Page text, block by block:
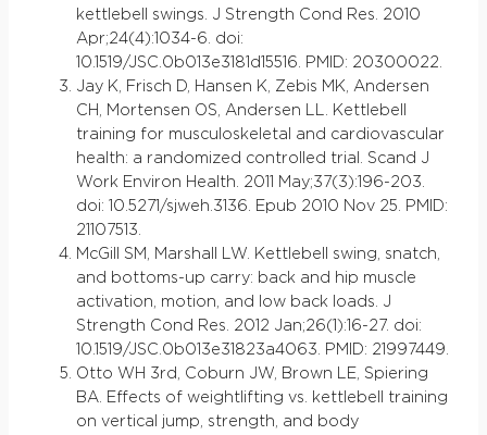
kettlebell swings. J Strength Cond Res. 2010
Apr;24(4):1034-6. doi:
10.1519/JSC.0b013e3181d15516. PMID: 20300022.
Jay K, Frisch D, Hansen K, Zebis MK, Andersen
CH, Mortensen OS, Andersen LL. Kettlebell
training for musculoskeletal and cardiovascular
health: a randomized controlled trial. Scand J
Work Environ Health. 2011 May;37(3):196-203.
doi: 10.5271/sjweh.3136. Epub 2010 Nov 25. PMID:
21107513.
McGill SM, Marshall LW. Kettlebell swing, snatch,
and bottoms-up carry: back and hip muscle
activation, motion, and low back loads. J
Strength Cond Res. 2012 Jan;26(1):16-27. doi:
10.1519/JSC.0b013e31823a4063. PMID: 21997449.
Otto WH 3rd, Coburn JW, Brown LE, Spiering
BA. Effects of weightlifting vs. kettlebell training
on vertical jump, strength, and body